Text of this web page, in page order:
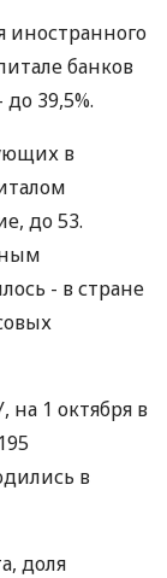
иностранного
банков
39,5%.
в
до 53.
ным
- в стране
1 октября в
в
доля